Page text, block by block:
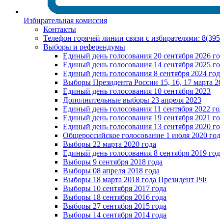
Избирательная комиссия
Контакты
Телефон горячей линии связи с избирателями:
Выборы и референдумы
Единый день голосования 20 сентября 2026
Единый день голосования 14 сентября 2025
Единый день голосования 8 сентября 2024
Выборы Президента России 15, 16, 17 марта
Единый день голосования 10 сентября 2023
Дополнительные выборы 23 апреля 2023
Единый день голосования 11 сентября 2022
Единый день голосования 19 сентября 2021
Единый день голосования 13 сентября 2020
Общероссийское голосование 1 июля 2020
Выборы 22 марта 2020 года
Единый день голосования 8 сентября 2019
Выборы 9 сентября 2018 года
Выборы 08 апреля 2018 года
Выборы 18 марта 2018 года Президент РФ
Выборы 10 сентября 2017 года
Выборы 18 сентября 2016 года
Выборы 27 сентября 2015 года
Выборы 14 сентября 2014 года